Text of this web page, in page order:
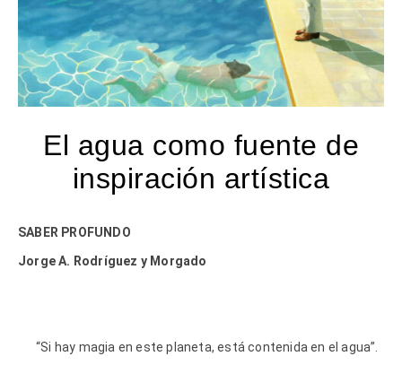
El agua como fuente de
inspiración artística
SABER PROFUNDO
Jorge A. Rodríguez y Morgado
“Si hay magia en este planeta, está contenida en el agua”.